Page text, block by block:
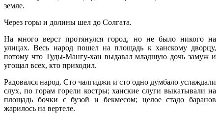
земле.
Через горы и долины шел до Солгата.
На много верст протянулся город, но не было никого на
улицах. Весь народ пошел на площадь к ханскому дворцу,
потому что Туды-Мангу-хан выдавал младшую дочь замуж и
угощал всех, кто приходил.
Радовался народ. Сто чалгиджи и сто одно думбало услаждали
слух, по горам горели костры; ханские слуги выкатывали на
площадь бочки с бузой и бекмесом; целое стадо баранов
жарилось на вертеле.